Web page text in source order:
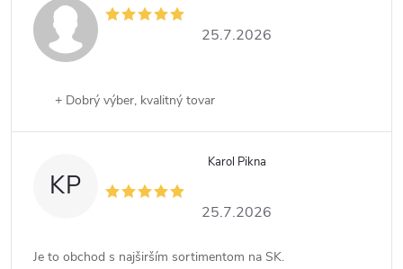
25.7.2026
+ Dobrý výber, kvalitný tovar
KP
Karol Pikna
25.7.2026
Je to obchod s najširším sortimentom na SK.